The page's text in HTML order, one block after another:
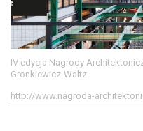
IV edycja Nagrody
Gronkiewicz-Waltz
http://www.nagroda-